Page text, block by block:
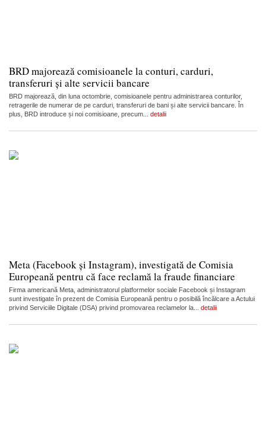
BRD majorează comisioanele la conturi, carduri,
transferuri și alte servicii bancare
BRD majorează, din luna octombrie, comisioanele pentru administrarea conturilor,
retragerile de numerar de pe carduri, transferuri de bani și alte servicii bancare. În
plus, BRD introduce și noi comisioane, precum... detalii
Meta (Facebook și Instagram), investigată de Comisia
Europeană pentru că face reclamă la fraude financiare
Firma americană Meta, administratorul platformelor sociale Facebook și Instagram
sunt investigate în prezent de Comisia Europeană pentru o posibilă încălcare a Actului
privind Serviciile Digitale (DSA) privind promovarea reclamelor la... detalii